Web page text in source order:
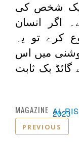
ایک شخص کی
اگر انسان
کرے تو یہ
میں اس
گائڈ بک ثابت
MAGAZINE : AL-
2023
PREVIOUS